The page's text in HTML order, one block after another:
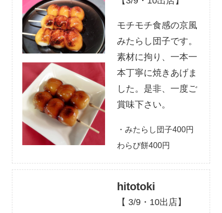
モチモチ食感の京風
みたらし団子です。
素材に拘り、一本一
本丁寧に焼きあげま
した。是非、一度ご
賞味下さい。
・みたらし団子400円
わらび餅400円
hitotoki
【 3/9・10出店】